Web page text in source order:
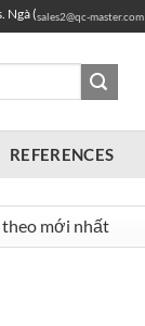
Ngà (sales2@qc-master.com
REFERENCES